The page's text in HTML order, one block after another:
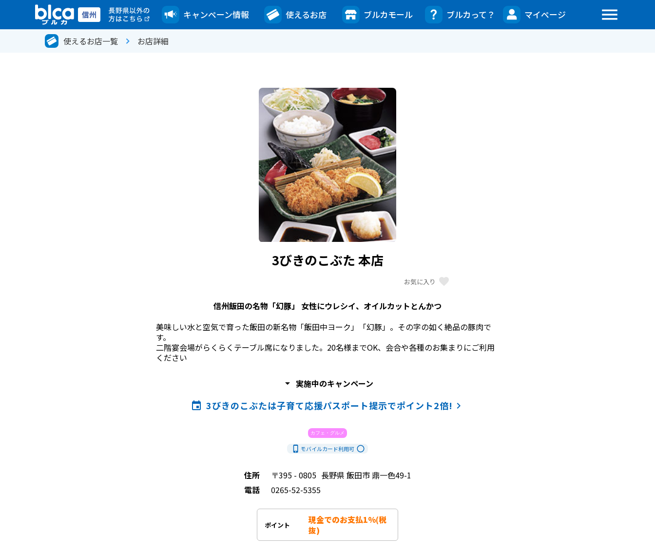
キャンペーン情報 使えるお店 ブルカモール ブルカって？ マイページ menu
使えるお店一覧 お店詳細
3びきのこぶた 本店
お気に入り favorite
信州飯田の名物「幻豚」 女性にウレシイ、オイルカットとんかつ
美味しい水と空気で育った飯田の新名物「飯田中ヨーク」「幻豚」。その字の如く絶品の豚肉で
す。
二階宴会場がらくらくテーブル席になりました。20名様までOK、会合や各種のお集まりにご利用
ください
arrow_drop_down 実施中のキャンペーン
event 3びきのこぶたは子育て応援パスポート提示でポイント2倍! keyboard_arrow_right
カフェ・グルメ
phone_iphone モバイルカード利用可 radio_button_unchecked
住所 〒395 - 0805 長野県 飯田市 鼎一色49-1
電話
0265-52-5355
ポイント
現金でのお支払1%(税
抜)